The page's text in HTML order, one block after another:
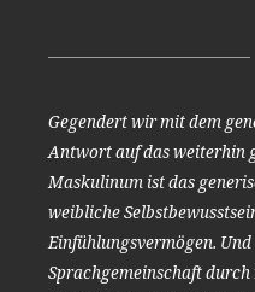
Gegendert wir mit dem
Antwort auf das weiterhin
Maskulinum ist das
weibliche
Einfühlungsvermögen.
Sprachgemeinschaft